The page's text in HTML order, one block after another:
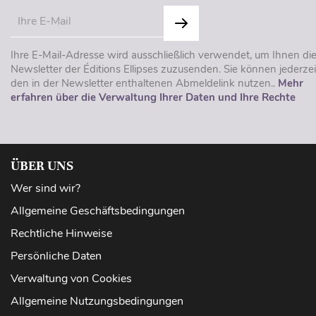
Ihre E-Mail-Adresse wird ausschließlich verwendet, um Ihnen die
Newsletter der Éditions Ellipses zuzusenden. Sie können
den in der Newsletter enthaltenen Abmeldelink nutzen.. Mehr
erfahren über die Verwaltung Ihrer Daten und Ihre Rechte
ÜBER UNS
Wer sind wir?
Allgemeine Geschäftsbedingungen
Rechtliche Hinweise
Persönliche Daten
Verwaltung von Cookies
Allgemeine Nutzungsbedingungen